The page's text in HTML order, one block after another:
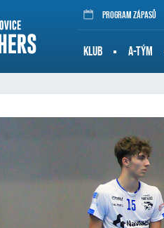
Program zápasů
KLUB A-TÝM